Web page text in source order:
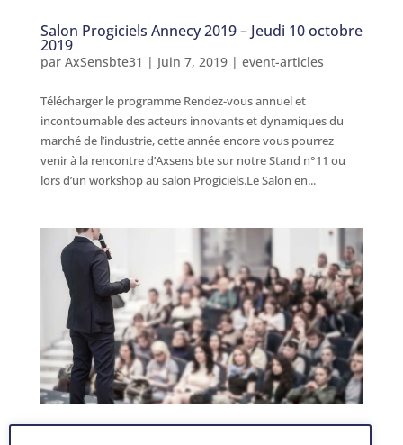
Salon Progiciels Annecy 2019 – Jeudi 10 octobre
2019
par AxSensbte31 | Juin 7, 2019| event-articles
Télécharger le programme Rendez-vous annuel et
incontournable des acteurs innovants et dynamiques du
marché de l’industrie, cette année encore vous pourrez
venir à la rencontre d’Axsens bte sur notre Stand n°11 ou
lors d’un workshop au salon Progiciels.Le Salon en...